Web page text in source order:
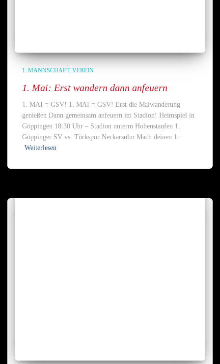
1. MANNSCHAFT VEREIN
1. Mai: Erst wandern dann anfeuern
1. MAI = GSV! 1. MAI = GSV! Erst die Maiwanderung
genießen Dann gemeinsam anfeuern im Stadion! Heimspiel in
Göppingen 18:30 Uhr – Stadion unterm Hohenstaufen 1.
Göppinger SV vs. Türkspor Neckarsulm Mach deinen 1.
Weiterlesen